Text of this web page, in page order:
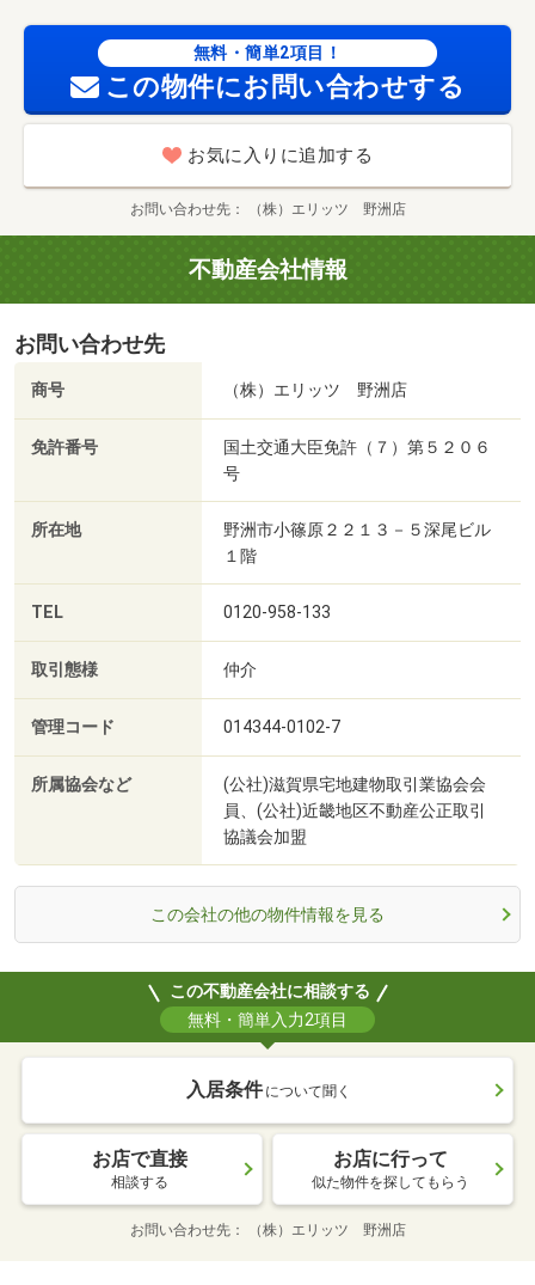
無料・簡単2項目！
この物件にお問い合わせする
お気に入りに追加する
お問い合わせ先 （株）エリッツ 野洲店
不動産会社情報
お問い合わせ先
商号 （株）エリッツ 野洲店
免許番号
国土交通大臣免許（７）第５２０６
号
所在地
野洲市小篠原２２１３－５深尾ビル
１階
TEL 0120-958-133
取引態様 仲介
管理コード 014344-0102-7
所属協会など
(公社)滋賀県宅地建物取引業協会会
員、(公社)近畿地区不動産公正取引
協議会加盟
この会社の他の物件情報を見る
この不動産会社に相談する
無料・簡単入力2項目
入居条件 について聞く
お店で直接
相談する
お店に行って
似た物件を探してもらう
お問い合わせ先 （株）エリッツ 野洲店